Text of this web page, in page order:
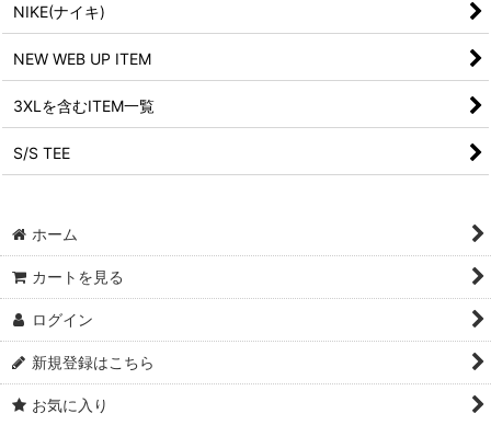
NIKE(ナイキ)
NEW WEB UP ITEM
3XLを含むITEM一覧
S/S TEE
ホーム
カートを見る
ログイン
新規登録はこちら
お気に入り